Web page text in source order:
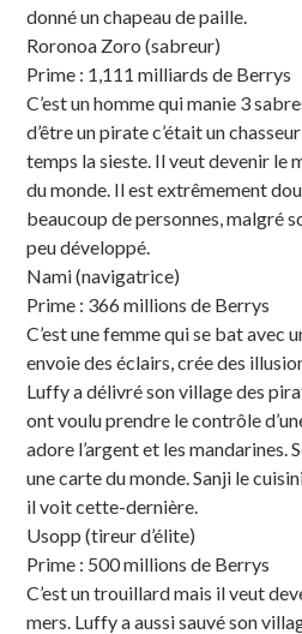
donné un chapeau de paille.
Roronoa Zoro (sabreur)
Prime : 1,111 milliards de Berrys
C’est un homme qui manie 3
d’être un pirate c’était un
temps la sieste. Il veut devenir le
du monde. Il est extrêmement
beaucoup de personnes, malgré
peu développé.
Nami (navigatrice)
Prime : 366 millions de Berrys
C’est une femme qui se bat avec
envoie des éclairs, crée des
Luffy a délivré son village des
ont voulu prendre le contrôle
adore l’argent et les mandarines.
une carte du monde. Sanji le
il voit cette-dernière.
Usopp (tireur d’élite)
Prime : 500 millions de Berrys
C’est un trouillard mais il veut
mers. Luffy a aussi sauvé son